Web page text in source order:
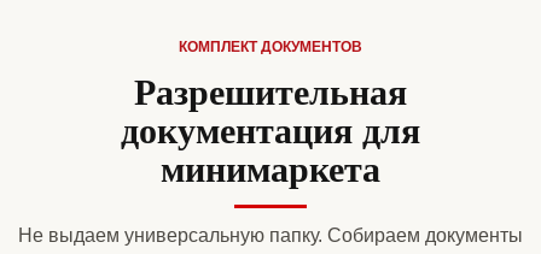
КОМПЛЕКТ ДОКУМЕНТОВ
Разрешительная
документация для
минимаркета
Не выдаем универсальную папку. Собираем документы